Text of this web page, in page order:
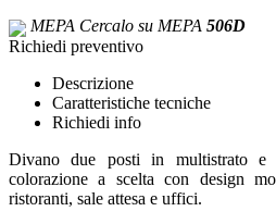
MEPA Cercalo su MEPA 506D
Richiedi preventivo
Descrizione
Caratteristiche tecniche
Richiedi info
Divano due posti in multistrato e
colorazione a scelta con design
ristoranti, sale attesa e uffici.